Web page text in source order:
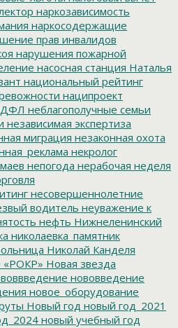
наркозависимость
наркосодержащие
прав инвалидов
нарушения пожарной
насосная станция Наталья
национальный рейтинг
наципроект
неблагополучные семьи
независимая экспертиза
миграция незаконная охота
некролог
непогода нерабочая неделя
несовершеннолетние
водитель неуважение к
нефть Нижнеленинский
николаевка_памятник
Николай Канделя
Новая звезда
нововведение
новое_оборудование
Новый год новый год_2021
новый учебный год